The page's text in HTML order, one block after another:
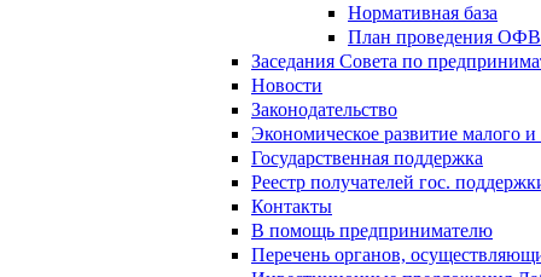
Нормативная база
План проведения
Заседания Совета по
Новости
Законодательство
Экономическое развитие малого и
Государственная поддержка
Реестр получателей гос.
Контакты
В помощь предпринимателю
Перечень органов,